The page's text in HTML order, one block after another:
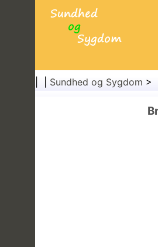
Sundhed og Sygdom > |